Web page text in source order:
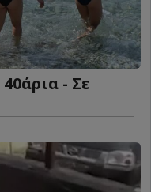
- Σε